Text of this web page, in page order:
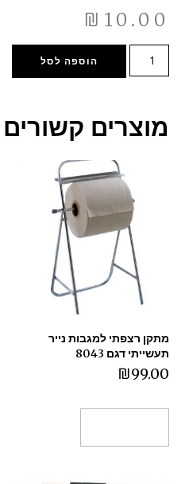
₪ 10.00
הוספה לסל
מוצרים קשורים
מתקן רצפתי למגבות נייר
תעשייתי דגם 8043
₪99.00